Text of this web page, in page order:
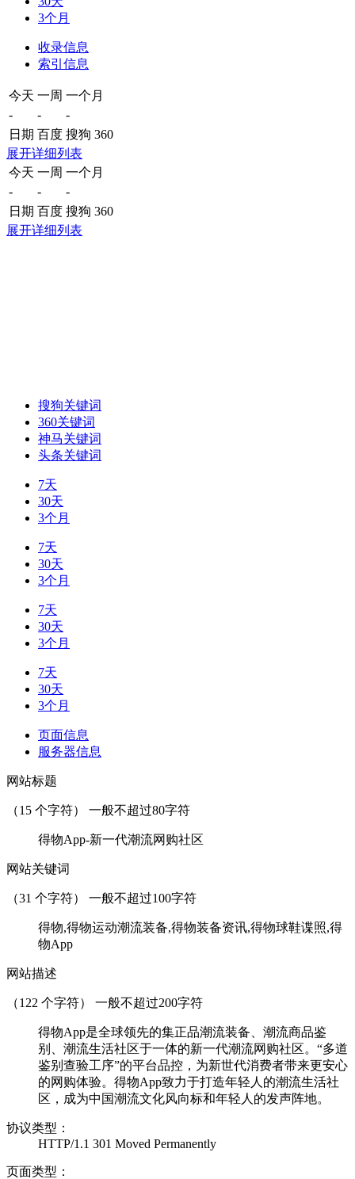
3个月
收录信息
索引信息
今天 一周 一个月
-
-
-
日期 百度 搜狗 360
展开详细列表
今天 一周 一个月
-
-
-
日期 百度 搜狗 360
展开详细列表
搜狗关键词
360关键词
神马关键词
头条关键词
7天
30天
3个月
7天
30天
3个月
7天
30天
3个月
7天
30天
3个月
页面信息
服务器信息
网站标题
（15 个字符） 一般不超过80字符
得物App-新一代潮流网购社区
网站关键词
（31 个字符） 一般不超过100字符
得物,得物运动潮流装备,得物装备资讯,得物球鞋谍照,得
物App
网站描述
（122 个字符） 一般不超过200字符
得物App是全球领先的集正品潮流装备、潮流商品鉴
别、潮流生活社区于一体的新一代潮流网购社区。“多道
鉴别查验工序”的平台品控，为新世代消费者带来更安心
的网购体验。得物App致力于打造年轻人的潮流生活社
区，成为中国潮流文化风向标和年轻人的发声阵地。
协议类型：
HTTP/1.1 301 Moved Permanently
页面类型：